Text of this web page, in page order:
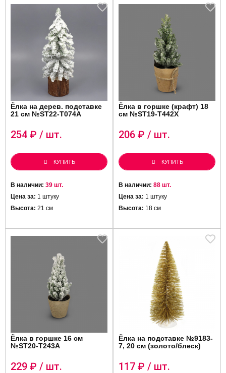
Ёлка на дерев. подставке
21 см №ST22-T074A
254 ₽ / шт.
КУПИТЬ
В наличии: 39 шт.
Цена за: 1 штуку
Высота: 21 см
Ёлка в горшке (крафт) 18
см №ST19-T442X
206 ₽ / шт.
КУПИТЬ
В наличии: 88 шт.
Цена за: 1 штуку
Высота: 18 см
Ёлка в горшке 16 см
№ST20-T243A
229 ₽ / шт.
Ёлка на подставке №9183-
7, 20 см (золото/блеск)
117 ₽ / шт.